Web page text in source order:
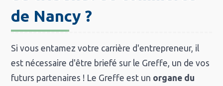
de Nancy ?
Si vous entamez votre carrière d'entrepreneur, il
est nécessaire d'être briefé sur le Greffe, un de vos
futurs partenaires ! Le Greffe est un organe du